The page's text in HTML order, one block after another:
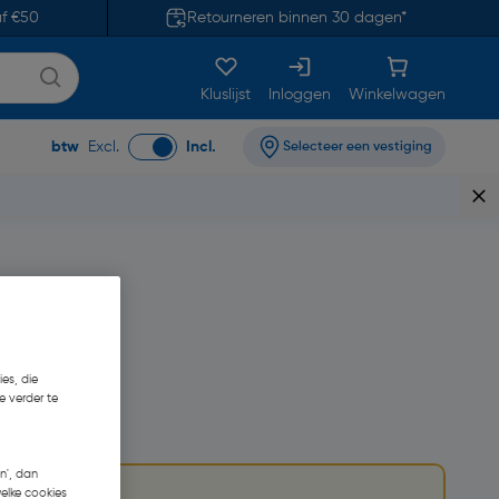
€50 Retourneren binnen 30 dagen*
Kluslijst Inloggen Winkelwagen
btw Excl. Incl. Selecteer een vestiging
die
verder te
dan
cookies